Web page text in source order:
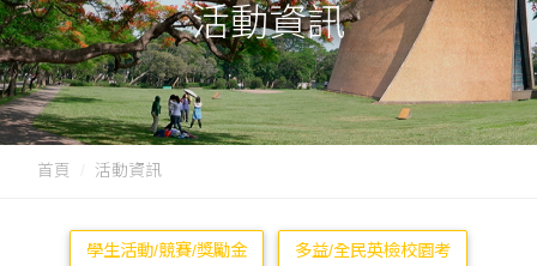
活動資訊
首頁 活動資訊
學生活動/競賽/獎勵金 多益/全民英檢校園考